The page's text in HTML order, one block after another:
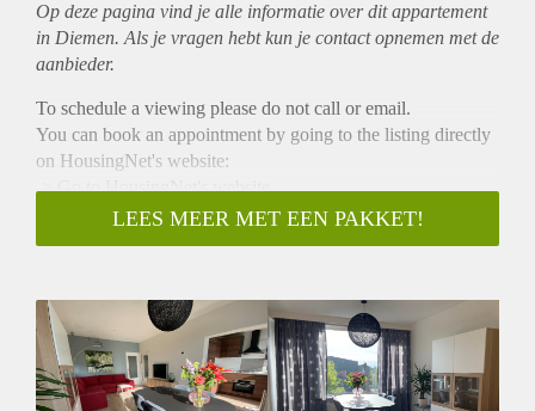
Op deze pagina vind je alle informatie over ditappartement
in Diemen. Als je vragen hebt kun je contact opnemen met de
aanbieder.
To schedule a viewing please do not call or email.
You can book an appointment by going to the listing directly
on HousingNet's website:
-> Go to HousingNet's website
-> Click on the listing you are interested in
-> Click on the orange button that says "Bezichtiging
ONLY AVAILABLE FOR A WORKING
SINGLE/COUPLE
NO STUDENTS
NO ONLINE VIEWINGS
LEES MEER MET EEN PAKKET!